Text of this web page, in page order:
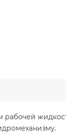
рабочей